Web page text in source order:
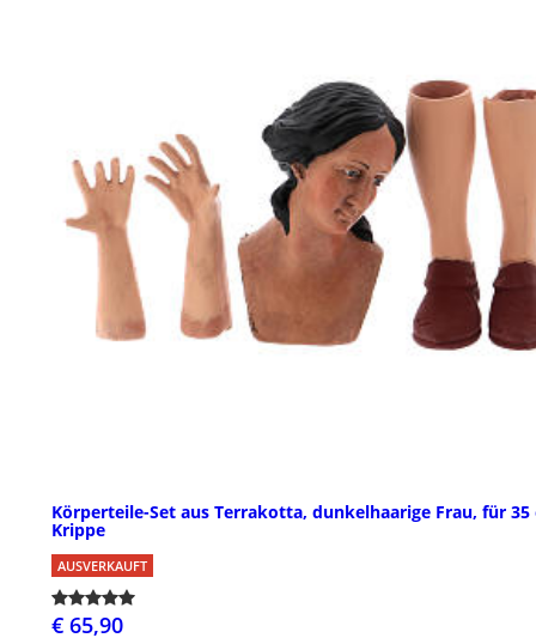
Körperteile-Set aus Terrakotta, dunkelhaarige Frau, für 35
Krippe
AUSVERKAUFT
€ 65,90